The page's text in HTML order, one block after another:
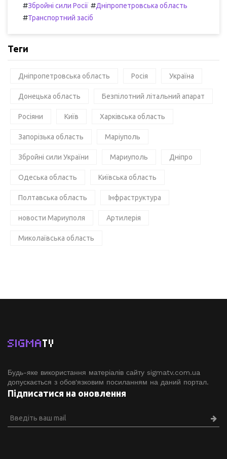
#Збройні сили Росії #Дніпропетровська область
#Транспортний засіб
Теги
Дніпропетровська область Росія Україна
Донецька область Безпілотний літальний апарат
Росіяни Київ Харківська область
Запорізька область Маріуполь
Збройні сили України Мариуполь Дніпро
Одеська область Київська область
Полтавська область Інфраструктура
новости Мариуполя Артилерія
Миколаївська область
SIGMATV
Будь-яке використання матеріалів сайту sigmatv.com.ua
допускається з обов'язковим посиланням на даний портал.
Підписатися на оновлення